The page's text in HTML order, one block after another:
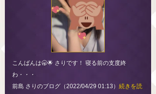
こんばんは🥱🌟 さりです！ 寝る前の支度終
わ・・・
前島 さりのブログ（2022/04/29 01:13） 続きを読